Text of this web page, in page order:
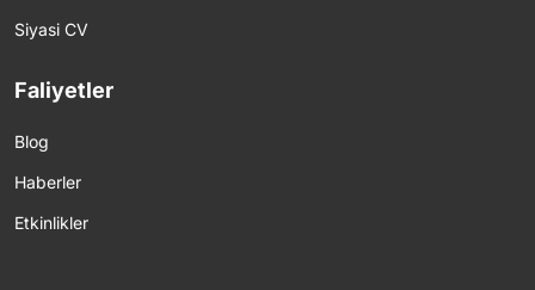
Siyasi CV
Faliyetler
Blog
Haberler
Etkinlikler